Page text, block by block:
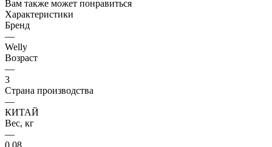
Вам также может понравиться
Характеристики
Бренд
—
Welly
Возраст
—
3
Страна производства
—
КИТАЙ
Вес, кг
—
0.08